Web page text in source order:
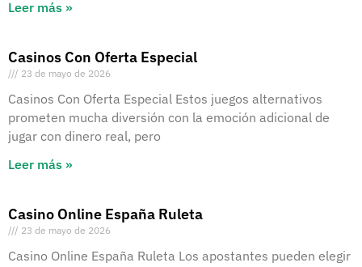
Leer más »
Casinos Con Oferta Especial
23 de mayo de 2026
Casinos Con Oferta Especial Estos juegos alternativos
prometen mucha diversión con la emoción adicional de
jugar con dinero real, pero
Leer más »
Casino Online España Ruleta
23 de mayo de 2026
Casino Online España Ruleta Los apostantes pueden elegir